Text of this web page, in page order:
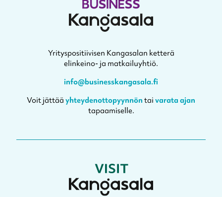
Yrityspositiivisen Kangasalan ketterä
elinkeino- ja matkailuyhtiö.
info@businesskangasala.fi
Voit jättääyhteydenottopyynnöntaivarata ajan
tapaamiselle.